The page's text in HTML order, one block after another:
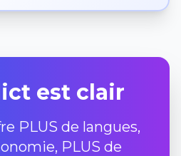
est clair
PLUS de langues,
PLUS de